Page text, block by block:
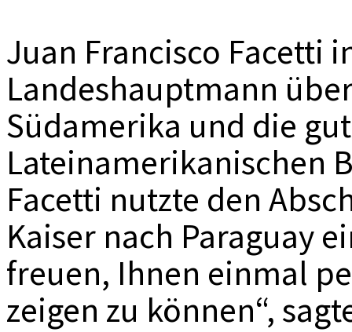
Juan Francisco Facetti
Landeshauptmann
Südamerika und die
Lateinamerikanischen
Facetti nutzte den
Kaiser nach Paraguay
freuen, Ihnen einmal
zeigen zu können“,